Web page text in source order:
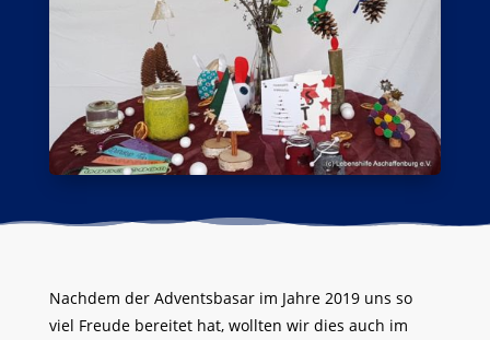
Nachdem der Adventsbasar im Jahre 2019 uns so
viel Freude bereitet hat, wollten wir dies auch im